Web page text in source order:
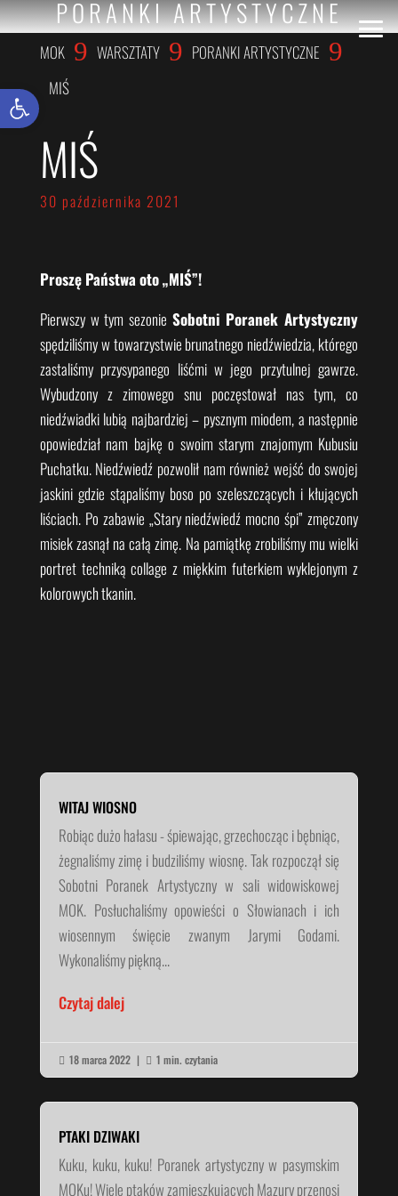
PORANKI ARTYSTYCZNE
MOK 9 WARSZTATY 9 PORANKI ARTYSTYCZNE 9
MIŚ
MIŚ
30 października 2021
Proszę Państwa oto „MIŚ”!
Pierwszy w tym sezonie Sobotni Poranek Artystyczny
spędziliśmy w towarzystwie brunatnego niedźwiedzia, którego
zastaliśmy przysypanego liśćmi w jego przytulnej gawrze.
Wybudzony z zimowego snu poczęstował nas tym, co
niedźwiadki lubią najbardziej – pysznym miodem, a następnie
opowiedział nam bajkę o swoim starym znajomym Kubusiu
Puchatku. Niedźwiedź pozwolił nam również wejść do swojej
jaskini gdzie stąpaliśmy boso po szeleszczących i kłujących
liściach. Po zabawie „Stary niedźwiedź mocno śpi” zmęczony
misiek zasnął na całą zimę. Na pamiątkę zrobiliśmy mu wielki
portret techniką collage z miękkim futerkiem wyklejonym z
kolorowych tkanin.
WITAJ WIOSNO
Robiąc dużo hałasu - śpiewając, grzechocząc i bębniąc,
żegnaliśmy zimę i budziliśmy wiosnę. Tak rozpoczął się
Sobotni Poranek Artystyczny w sali widowiskowej
MOK. Posłuchaliśmy opowieści o Słowianach i ich
wiosennym święcie zwanym Jarymi Godami.
Wykonaliśmy piękną...
Czytaj dalej
 18 marca 2022 |  1 min. czytania
PTAKI DZIWAKI
Kuku, kuku, kuku! Poranek artystyczny w pasymskim
MOKu! Wiele ptaków zamieszkujących Mazury przenosi
Otwórz pasek narzędzi